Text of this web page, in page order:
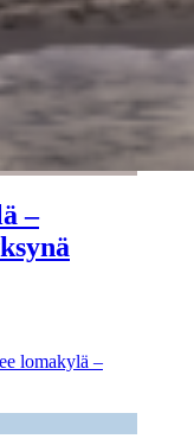
–
lomakylä –